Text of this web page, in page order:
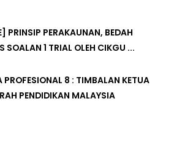
PRINSIP PERAKAUNAN, BEDAH
SOALAN 1 TRIAL OLEH CIKGU ...
PROFESIONAL 8 : TIMBALAN KETUA
PENDIDIKAN MALAYSIA